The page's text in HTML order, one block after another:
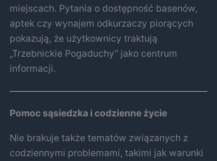
miejscach. Pytania o dostępność basenów,
aptek czy wynajem odkurzaczy piorących
pokazują, że użytkownicy traktują
„Trzebnickie Pogaduchy” jako centrum
informacji.
Pomoc sąsiedzka i codzienne życie
Nie brakuje także tematów związanych z
codziennymi problemami, takimi jak warunki